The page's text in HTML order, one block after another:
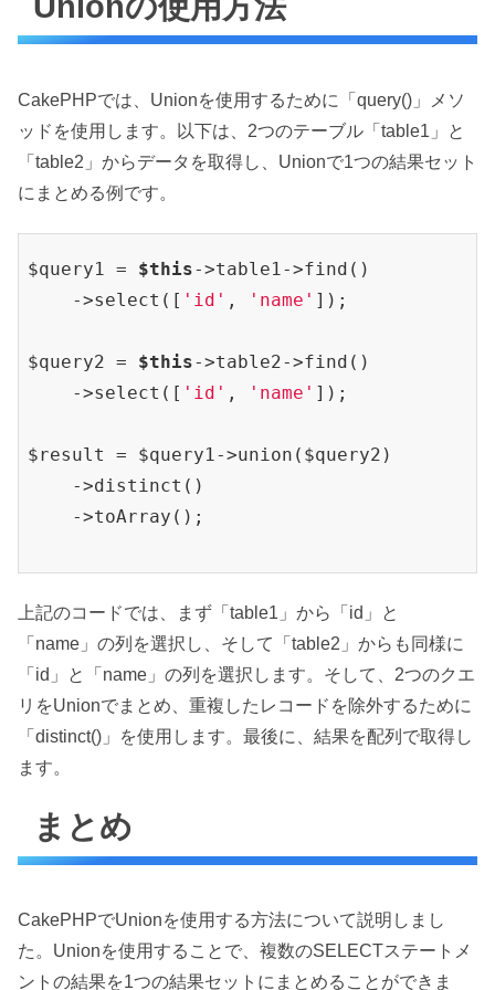
CakePHPでは、Unionを使用するために「query()」メソ
ッドを使用します。以下は、2つのテーブル「table1」と
「table2」からデータを取得し、Unionで1つの結果セット
にまとめる例です。
$query1 = $this->table1->find()
    ->select([
'id' , 'name' ]);
$query2 = $this->table2->find()
    ->select([
'id' , 'name' ]);
$result = $query1->union($query2)
    ->distinct()
    ->toArray();
上記のコードでは、まず「table1」から「id」と
「name」の列を選択し、そして「table2」からも同様に
「id」と「name」の列を選択します。そして、2つのクエ
リをUnionでまとめ、重複したレコードを除外するために
「distinct()」を使用します。最後に、結果を配列で取得し
ます。
まとめ
CakePHPでUnionを使用する方法について説明しまし
た。Unionを使用することで、複数のSELECTステートメ
ントの結果を1つの結果セットにまとめることができま